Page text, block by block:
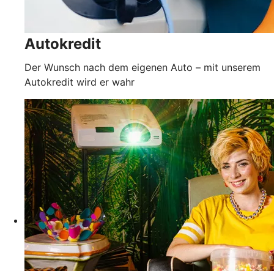
Autokredit
Der Wunsch nach dem eigenen Auto – mit unserem
Autokredit wird er wahr